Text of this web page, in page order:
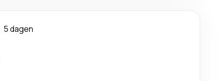
5 dagen